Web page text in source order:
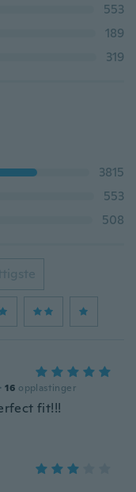
553
189
319
3815
553
508
· 16 opplastinger
fit!!!